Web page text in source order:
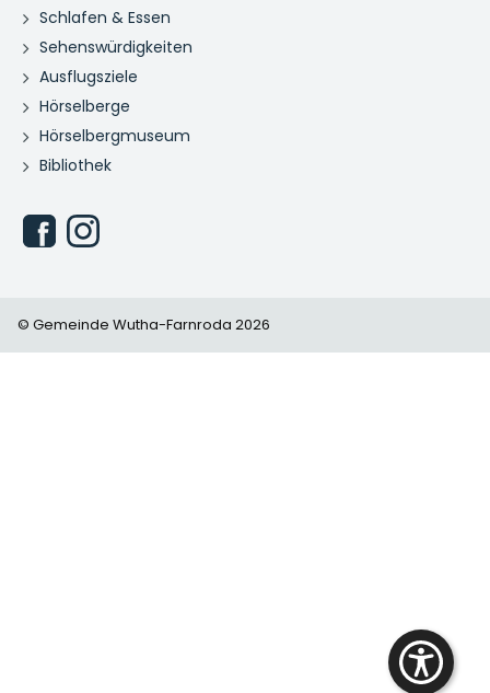
Schlafen & Essen
Sehenswürdigkeiten
Ausflugsziele
Hörselberge
Hörselbergmuseum
Bibliothek
© Gemeinde Wutha-Farnroda 2026